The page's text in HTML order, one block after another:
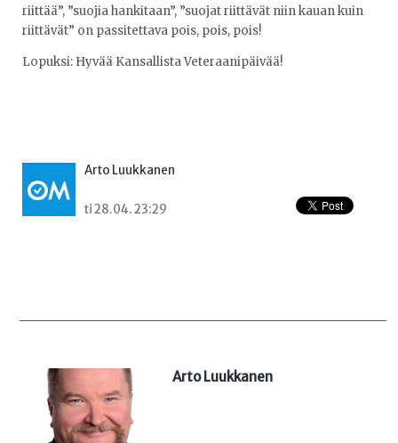
riittää”, ”suojia hankitaan”, ”suojat riittävät niin kauan kuin
riittävät” on passitettava pois, pois, pois!
Lopuksi: Hyvää Kansallista Veteraanipäivää!
Arto Luukkanen
ti 28.04. 23:29
Arto Luukkanen